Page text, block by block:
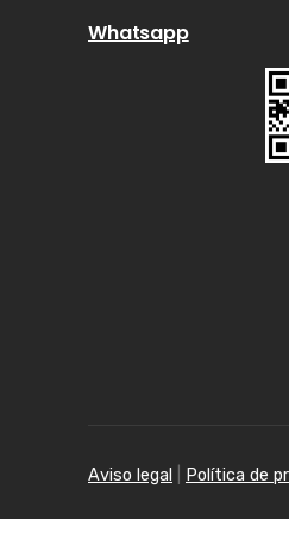
Whatsapp
Aviso legal Política de